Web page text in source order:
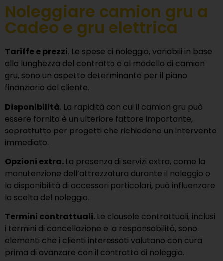
Noleggiare camion gru a
Cadeo e gru elettrica
Tariffe e prezzi. Le spese di noleggio, variabili in base
alla lunghezza del contratto e al modello di camion
gru, sono un aspetto determinante per il piano
finanziario del cliente.
Disponibilità. La rapidità con cui il camion gru può
essere fornito è un ulteriore fattore importante,
soprattutto per progetti che richiedono un intervento
immediato.
Opzioni extra. La presenza di servizi extra, come la
manutenzione dell’attrezzatura durante il noleggio o
la disponibilità di accessori particolari, può influenzare
la scelta del noleggio.
Termini contrattuali. Le clausole contrattuali, inclusi
i termini di cancellazione e la responsabilità, sono
elementi che i clienti interessati valutano con cura
prima di avanzare con il contratto di noleggio.